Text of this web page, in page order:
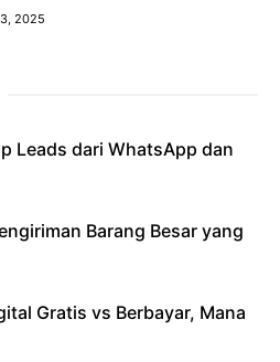
2025
Leads dari WhatsApp dan
Barang Besar yang
Gratis vs Berbayar, Mana